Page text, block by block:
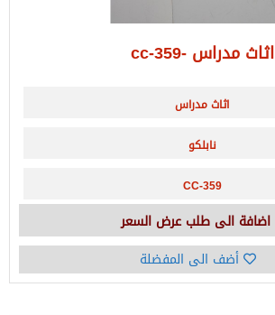
اثاث مدراس -cc-359
اثاث مدراس
نابلكو
CC-359
اضافة الى طلب عرض السعر
أضف الى المفضلة